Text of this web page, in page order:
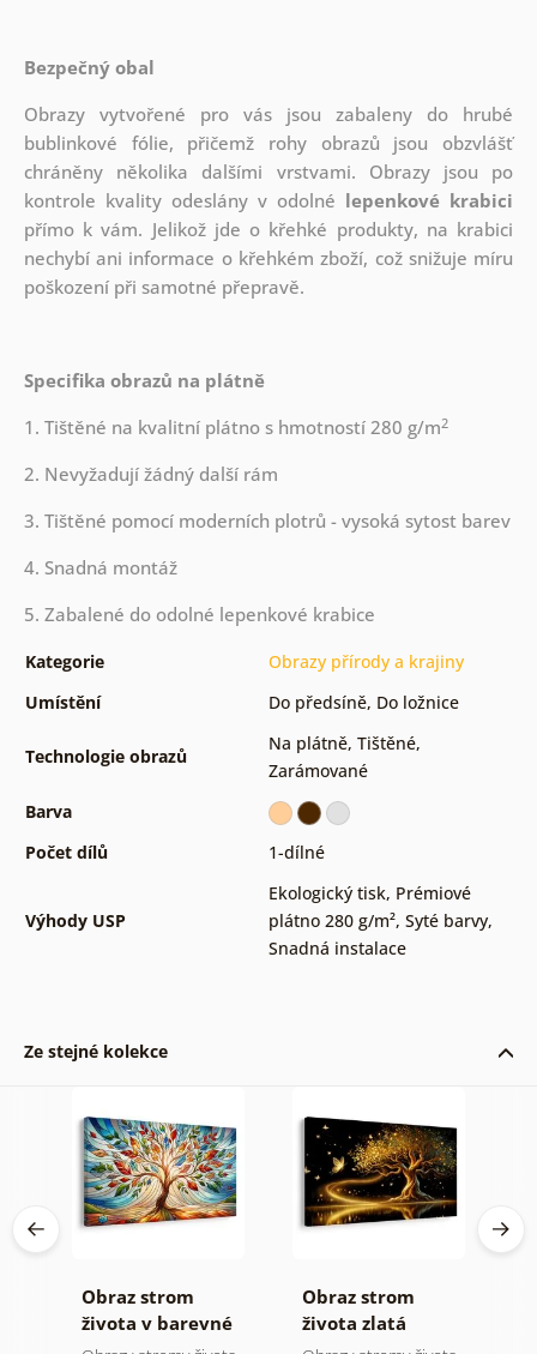
Bezpečný obal
Obrazy vytvořené pro vás jsou zabaleny do hrubé
bublinkové fólie, přičemž rohy obrazů jsou obzvlášť
chráněny několika dalšími vrstvami. Obrazy jsou po
kontrole kvality odeslány v odolné lepenkové krabici
přímo k vám. Jelikož jde o křehké produkty, na krabici
nechybí ani informace o křehkém zboží, což snižuje míru
poškození při samotné přepravě.
Specifika obrazů na plátně
1. Tištěné na kvalitní plátno s hmotností 280 g/m2
2. Nevyžadují žádný další rám
3. Tištěné pomocí moderních plotrů - vysoká sytost barev
4. Snadná montáž
5. Zabalené do odolné lepenkové krabice
Kategorie
Obrazy přírody a krajiny
Umístění
Do předsíně, Do ložnice
Technologie obrazů
Na plátně, Tištěné,
Zarámované
Barva
Počet dílů
1-dílné
Výhody USP
Ekologický tisk, Prémiové
plátno 280 g/m², Syté barvy,
Snadná instalace
Ze stejné kolekce
Obraz strom
života v barevné
Obraz strom
života zlatá